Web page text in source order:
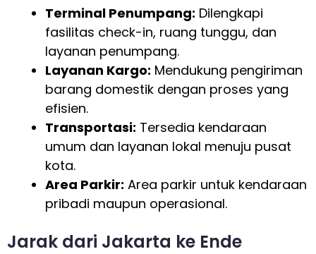
Terminal Penumpang: Dilengkapi
fasilitas check-in, ruang tunggu, dan
layanan penumpang.
Layanan Kargo: Mendukung pengiriman
barang domestik dengan proses yang
efisien.
Transportasi: Tersedia kendaraan
umum dan layanan lokal menuju pusat
kota.
Area Parkir: Area parkir untuk kendaraan
pribadi maupun operasional.
Jarak dari Jakarta ke Ende